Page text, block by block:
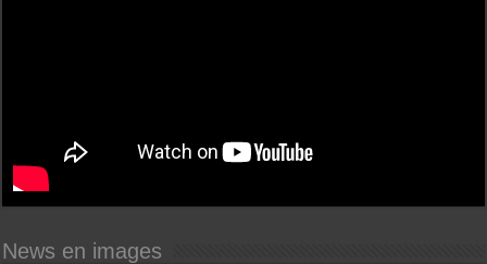
News en images